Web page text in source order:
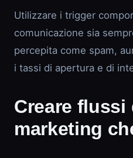
Utilizzare i trigger
comunicazione sia
percepita come spam,
i tassi di apertura e di
Creare flussi
marketing